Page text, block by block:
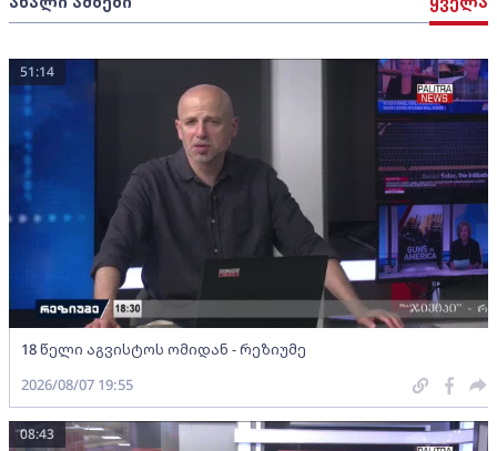
18 წელი აგვისტოს ომიდან - რეზიუმე
51:14
2026/08/07 19:55
08:43